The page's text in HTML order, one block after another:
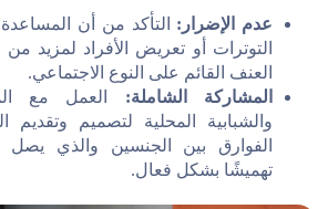
عدم الإضرار: التأكد من أن
التوترات أو تعريض الأفراد لمزيد
العنف القائم على النوع الاجتماعي.
المشاركة الشاملة: العمل مع
والشبابية المحلية لتصميم وتقديم
الفوارق بين الجنسين والذي يصل
تهميشًا بشكل فعال.